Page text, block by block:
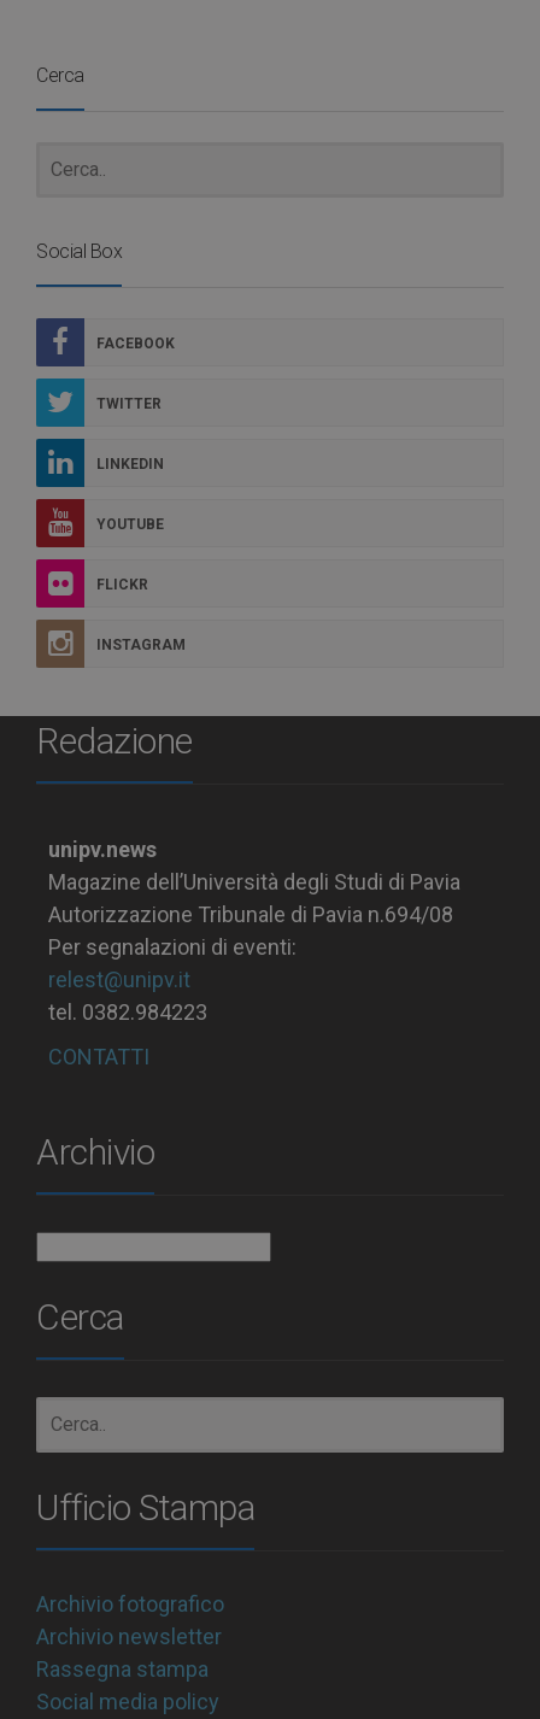
Cerca
Social Box
FACEBOOK
TWITTER
LINKEDIN
YOUTUBE
FLICKR
INSTAGRAM
Redazione
unipv.news
Magazine dell’Università degli Studi di Pavia
Autorizzazione Tribunale di Pavia n.694/08
Per segnalazioni di eventi:
relest@unipv.it
tel. 0382.984223
CONTATTI
Archivio
Cerca
Ufficio Stampa
Archivio fotografico
Archivio newsletter
Rassegna stampa
Social media policy